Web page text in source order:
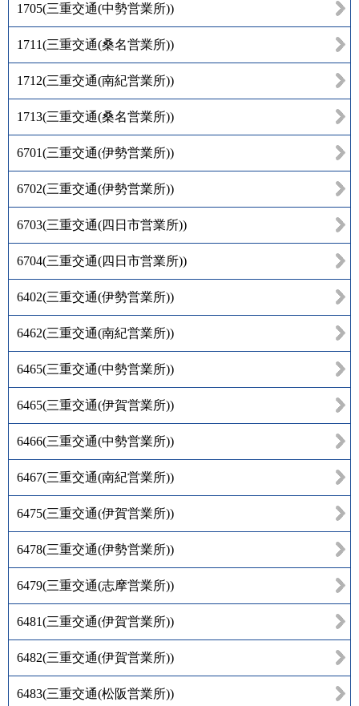
1705(三重交通(中勢営業所))
1711(三重交通(桑名営業所))
1712(三重交通(南紀営業所))
1713(三重交通(桑名営業所))
6701(三重交通(伊勢営業所))
6702(三重交通(伊勢営業所))
6703(三重交通(四日市営業所))
6704(三重交通(四日市営業所))
6402(三重交通(伊勢営業所))
6462(三重交通(南紀営業所))
6465(三重交通(中勢営業所))
6465(三重交通(伊賀営業所))
6466(三重交通(中勢営業所))
6467(三重交通(南紀営業所))
6475(三重交通(伊賀営業所))
6478(三重交通(伊勢営業所))
6479(三重交通(志摩営業所))
6481(三重交通(伊賀営業所))
6482(三重交通(伊賀営業所))
6483(三重交通(松阪営業所))